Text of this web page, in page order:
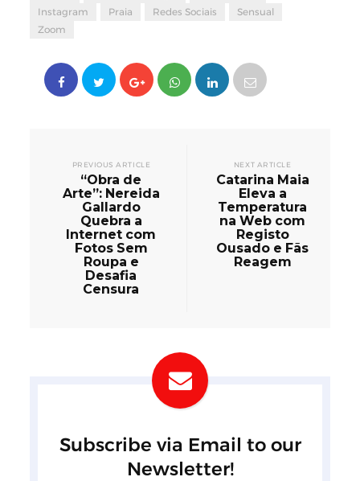
Instagram
Praia Redes Sociais
Sensual
Zoom
PREVIOUS ARTICLE
“Obra de
Arte”: Nereida
Gallardo
Quebra a
Internet com
Fotos Sem
Roupa e
Desafia
Censura
NEXT ARTICLE
Catarina Maia
Eleva a
Temperatura
na Web com
Registo
Ousado e Fãs
Reagem
Subscribe via Email to our
Newsletter!